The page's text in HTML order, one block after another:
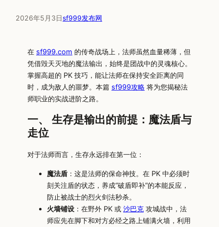
2026年5月3日sf999发布网
在 sf999.com 的传奇战场上，法师虽然血量稀薄，但
凭借毁天灭地的魔法输出，始终是团战中的灵魂核心。
掌握高超的 PK 技巧，能让法师在保持安全距离的同
时，成为敌人的噩梦。本篇 sf999攻略 将为您揭秘法
师职业的实战进阶之路。
一、 生存是输出的前提：魔法盾与
走位
对于法师而言，生存永远排在第一位：
魔法盾 ：这是法师的保命神技。在 PK 中必须时
刻关注盾的状态，养成“破盾即补”的本能反应，
防止被战士的烈火剑法秒杀。
火墙铺设 ：在野外 PK 或 沙巴克 攻城战中，法
师应先在脚下和对方必经之路上铺满火墙，利用